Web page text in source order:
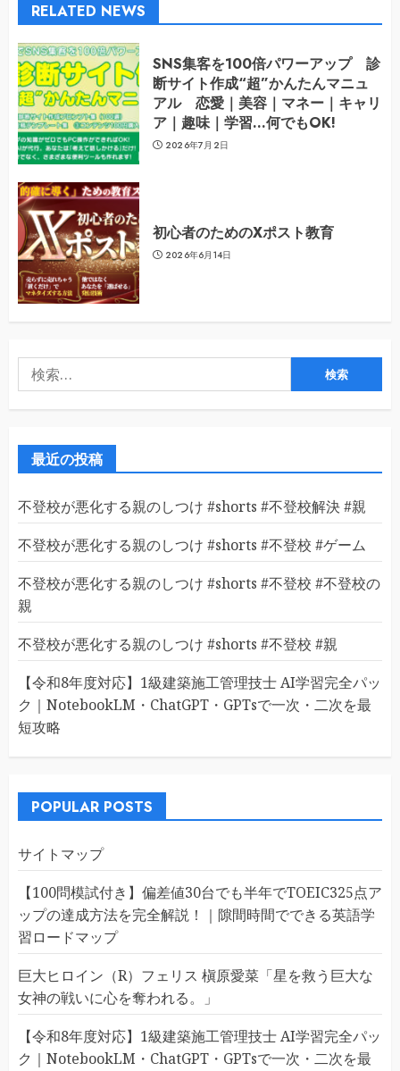
RELATED NEWS
SNS集客を100倍パワーアップ 診
断サイト作成“超”かんたんマニュ
アル 恋愛｜美容｜マネー｜キャリ
ア｜趣味｜学習…何でもOK!
2026年7月2日
初心者のためのXポスト教育
2026年6月14日
索:
最近の投稿
不登校が悪化する親のしつけ #shorts #不登校解決 #親
不登校が悪化する親のしつけ #shorts #不登校 #ゲーム
不登校が悪化する親のしつけ #shorts #不登校 #不登校の
親
不登校が悪化する親のしつけ #shorts #不登校 #親
【令和8年度対応】1級建築施工管理技士 AI学習完全パッ
ク｜NotebookLM・ChatGPT・GPTsで一次・二次を最
短攻略
POPULAR POSTS
サイトマップ
【100問模試付き】偏差値30台でも半年でTOEIC325点ア
ップの達成方法を完全解説！｜隙間時間でできる英語学
習ロードマップ
巨大ヒロイン（R）フェリス 槇原愛菜「星を救う巨大な
女神の戦いに心を奪われる。」
【令和8年度対応】1級建築施工管理技士 AI学習完全パッ
ク｜NotebookLM・ChatGPT・GPTsで一次・二次を最